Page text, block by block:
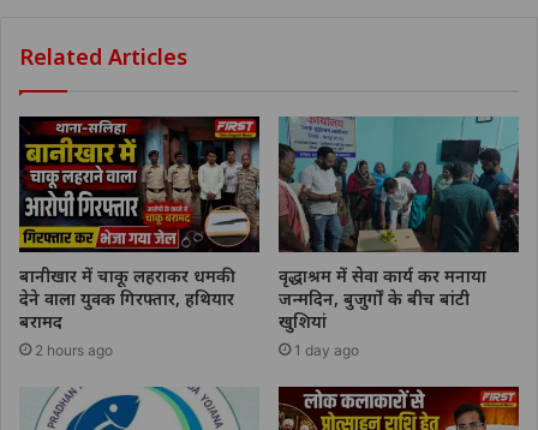
Related Articles
बानीखार में चाकू लहराकर धमकी
देने वाला युवक गिरफ्तार, हथियार
बरामद
2 hours ago
वृद्धाश्रम में सेवा कार्य कर मनाया
जन्मदिन, बुजुर्गों के बीच बांटी
खुशियां
1 day ago